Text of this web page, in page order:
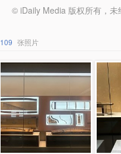
© iDaily Media 版权所有，未
109 张照片